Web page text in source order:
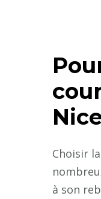
Choisir la
à son